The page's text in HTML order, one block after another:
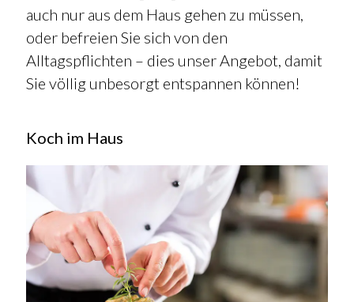
auch nur aus dem Haus gehen zu müssen,
oder befreien Sie sich von den
Alltagspflichten – dies unser Angebot, damit
Sie völlig unbesorgt entspannen können!
Koch im Haus